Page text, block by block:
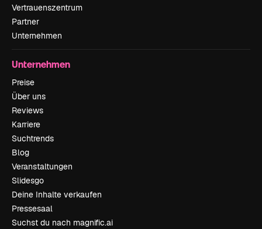
Vertrauenszentrum
Partner
Unternehmen
Unternehmen
Preise
Über uns
Reviews
Karriere
Suchtrends
Blog
Veranstaltungen
Slidesgo
Deine Inhalte verkaufen
Pressesaal
Suchst du nach magnific.ai